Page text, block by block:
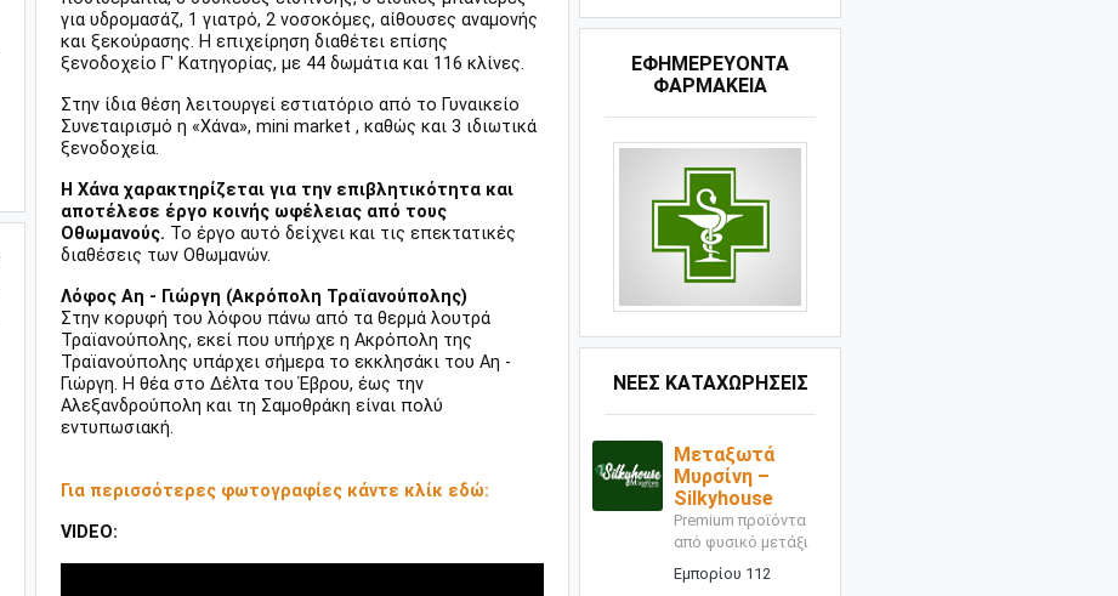
για υδρομασάζ, 1 γιατρό, 2 νοσοκόμες, αίθουσες αναμονής
και ξεκούρασης. Η επιχείρηση διαθέτει επίσης
ξενοδοχείο Γ' Κατηγορίας, με 44 δωμάτια και 116 κλίνες.
Στην ίδια θέση λειτουργεί εστιατόριο από το Γυναικείο
Συνεταιρισμό η «Χάνα», mini market , καθώς και 3 ιδιωτικά
ξενοδοχεία.
Η Χάνα χαρακτηρίζεται για την επιβλητικότητα και
αποτέλεσε έργο κοινής ωφέλειας από τους
Οθωμανούς. Το έργο αυτό δείχνει και τις επεκτατικές
διαθέσεις των Οθωμανών.
Λόφος Αη - Γιώργη (Ακρόπολη Τραϊανούπολης)
Στην κορυφή του λόφου πάνω από τα θερμά λουτρά
Τραϊανούπολης, εκεί που υπήρχε η Ακρόπολη της
Τραϊανούπολης υπάρχει σήμερα το εκκλησάκι του Αη -
Γιώργη. Η θέα στο Δέλτα του Έβρου, έως την
Αλεξανδρούπολη και τη Σαμοθράκη είναι πολύ
εντυπωσιακή.
Για περισσότερες φωτογραφίες κάντε κλίκ εδώ:
VIDEO:
ΕΦΗΜΕΡΕΥΟΝΤΑ
ΦΑΡΜΑΚΕΙΑ
ΝΕΕΣ ΚΑΤΑΧΩΡΗΣΕΙΣ
Μεταξωτά
Μυρσίνη –
Silkyhouse
Premium προϊόντα
από φυσικό μετάξι
Εμπορίου 112